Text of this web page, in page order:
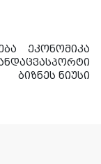
ეკონომიკა
სპორტი
ბიზნეს ნიუსი